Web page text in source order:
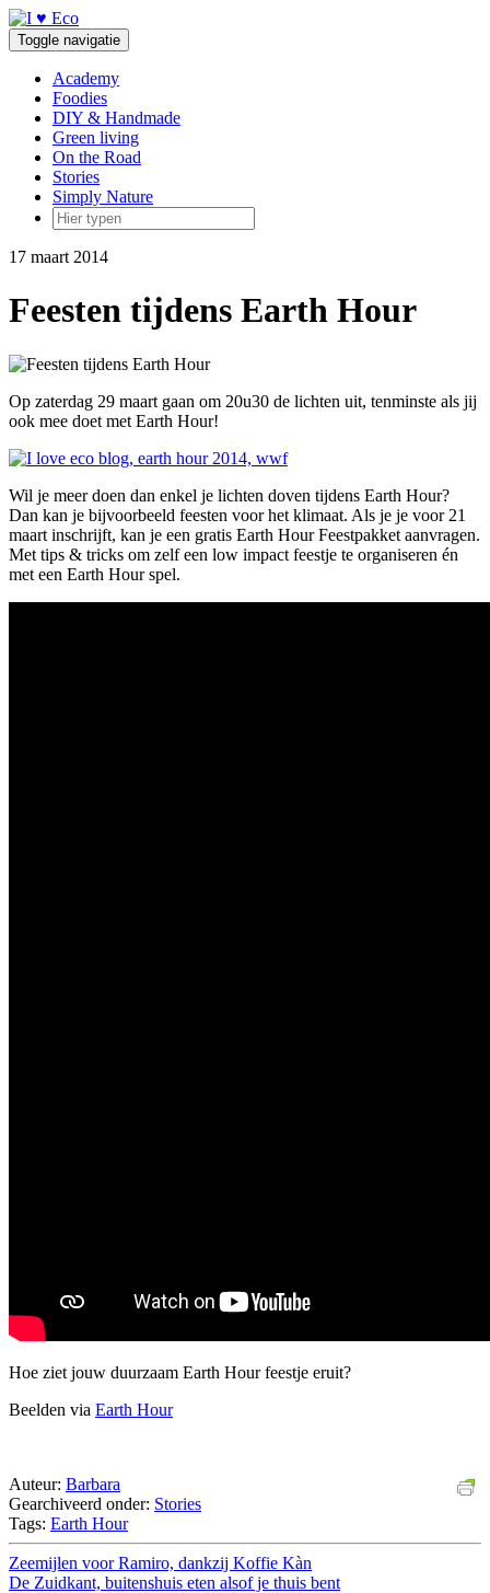
Doorgaan
naar
inhoud
Toggle navigatie
Academy
Foodies
DIY & Handmade
Green living
On the Road
Stories
Simply Nature
17 maart 2014
Feesten tijdens Earth Hour
Op zaterdag 29 maart gaan om 20u30 de lichten uit, tenminste als jij
ook mee doet met Earth Hour!
Wil je meer doen dan enkel je lichten doven tijdens Earth Hour?
Dan kan je bijvoorbeeld feesten voor het klimaat. Als je je voor 21
maart inschrijft, kan je een gratis Earth Hour Feestpakket aanvragen.
Met tips & tricks om zelf een low impact feestje te organiseren én
met een Earth Hour spel.
Hoe ziet jouw duurzaam Earth Hour feestje eruit?
Beelden via Earth Hour
Auteur: Barbara
Gearchiveerd onder: Stories
Tags: Earth Hour
Zeemijlen voor Ramiro, dankzij Koffie Kàn
De Zuidkant, buitenshuis eten alsof je thuis bent